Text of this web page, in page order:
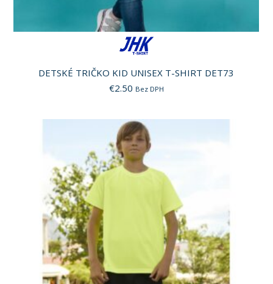
DETSKÉ TRIČKO KID UNISEX T-SHIRT DET73
€2.50 Bez DPH